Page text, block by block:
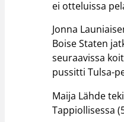
ei otteluissa
Jonna
Boise Staten
seuraavissa
pussitti Tulsa-
Maija Lähde
Tappiollisessa